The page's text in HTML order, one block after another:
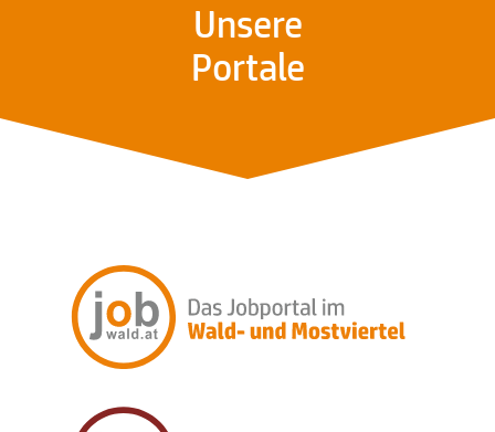
Unsere
Portale